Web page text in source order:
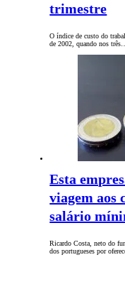
trimestre
O índice de custo do
de 2002, quando nos
Esta
viagem aos
salário
Ricardo Costa, neto do
dos portugueses por